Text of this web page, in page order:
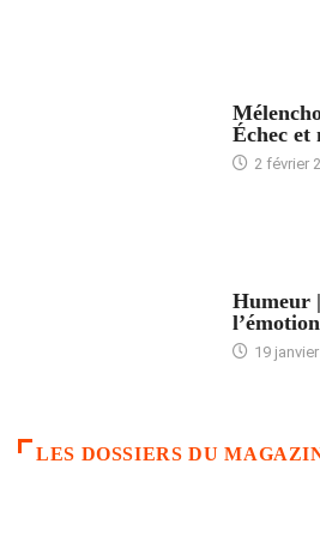
Échec et
2 février
Humeur
l’émotion
19
LES DOSSIERS DU